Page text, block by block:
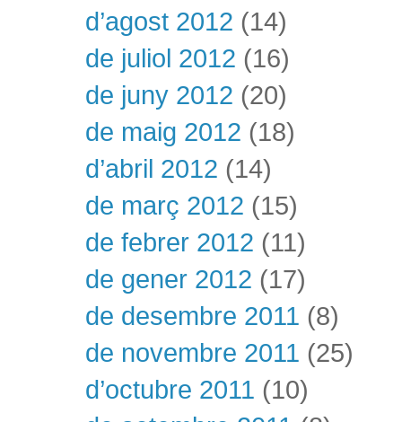
d’agost 2012 (14)
de juliol 2012 (16)
de juny 2012 (20)
de maig 2012 (18)
d’abril 2012 (14)
de març 2012 (15)
de febrer 2012 (11)
de gener 2012 (17)
de desembre 2011 (8)
de novembre 2011 (25)
d’octubre 2011 (10)